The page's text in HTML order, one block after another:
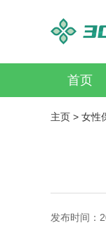
首页
主页 > 女性
发布时间